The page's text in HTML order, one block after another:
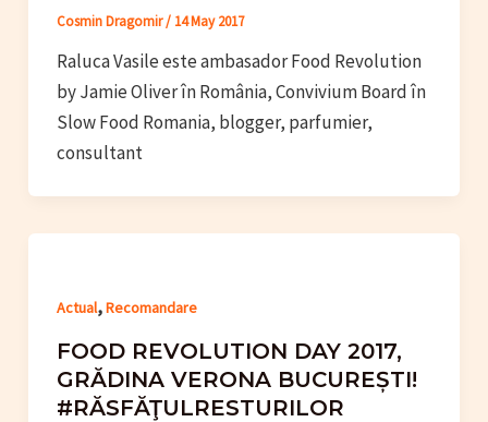
Cosmin Dragomir/ 14 May 2017
Raluca Vasile este ambasador Food Revolution
by Jamie Oliver în România, Convivium Board în
Slow Food Romania, blogger, parfumier,
consultant
Actual,Recomandare
FOOD REVOLUTION DAY 2017,
GRĂDINA VERONA BUCUREȘTI!
#RĂSFĂŢULRESTURILOR